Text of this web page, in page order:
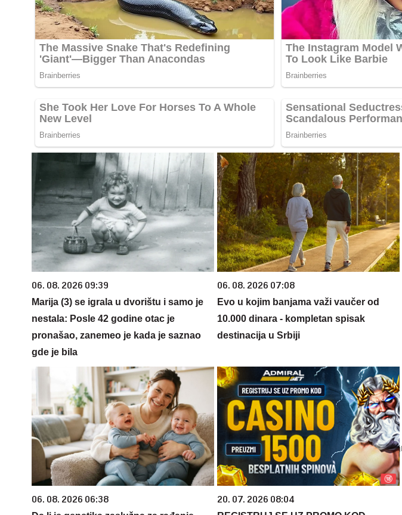
06. 08. 2026 09:39
Marija (3) se igrala u dvorištu i samo je
nestala: Posle 42 godine otac je
pronašao, zanemeo je kada je saznao
gde je bila
06. 08. 2026 07:08
Evo u kojim banjama važi vaučer od
10.000 dinara - kompletan spisak
destinacija u Srbiji
06. 08. 2026 06:38 20. 07. 2026 08:04